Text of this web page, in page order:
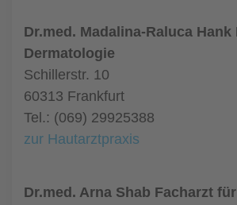
Dr.med. Madalina-Raluca
Dermatologie
Schillerstr. 10
60313 Frankfurt
Tel.: (069) 29925388
zur Hautarztpraxis
Dr.med. Arna Shab Facharzt